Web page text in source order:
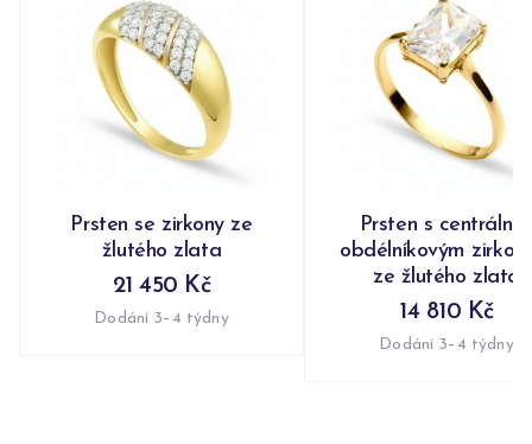
Prsten se zirkony ze
žlutého zlata
21 450 Kč
Dodání 3–4 týdny
Prsten s
obdélníkovým
ze žlutého zlata
14 810 Kč
Dodání 3–4 týdny